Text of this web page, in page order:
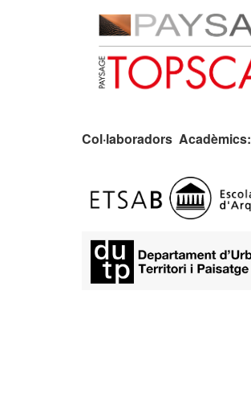
Col·laboradors Acadèmics: